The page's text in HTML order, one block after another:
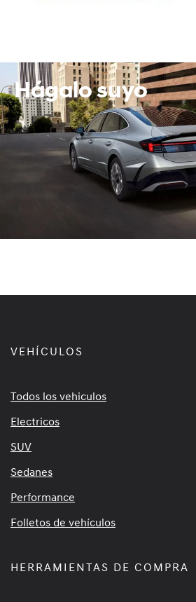
Hágalo suyo
VEHÍCULOS
Todos los vehiculos
Electricos
SUV
Sedanes
Performance
Folletos de vehículos
HERRAMIENTAS DE COMPRA